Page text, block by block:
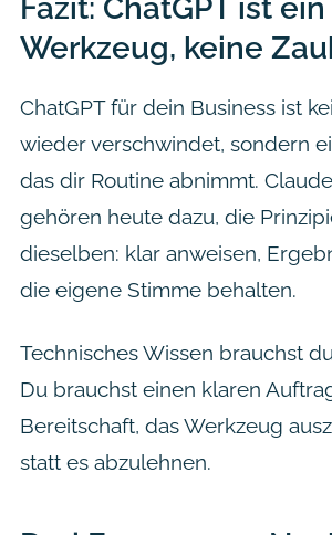
Fazit: ChatGPT ist ein
Werkzeug, keine
ChatGPT für dein Business ist
wieder verschwindet, sondern
das dir Routine abnimmt.
gehören heute dazu, die
dieselben: klar anweisen,
die eigene Stimme behalten.
Technisches Wissen brauchst
Du brauchst einen klaren
Bereitschaft, das Werkzeug
statt es abzulehnen.